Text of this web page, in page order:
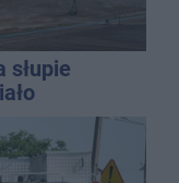
słupie